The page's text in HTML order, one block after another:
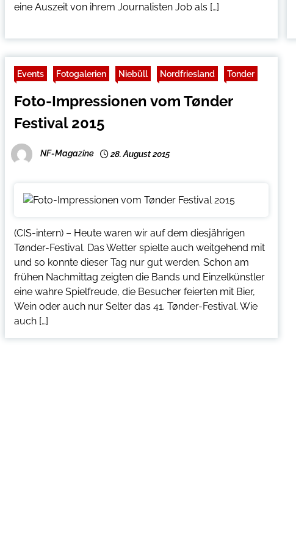
eine Auszeit von ihrem Journalisten Job als […]
Events Fotogalerien Niebüll Nordfriesland Tonder
Foto-Impressionen vom Tønder
Festival 2015
NF-Magazine 28. August 2015
(CIS-intern) – Heute waren wir auf dem diesjährigen
Tønder-Festival. Das Wetter spielte auch weitgehend mit
und so konnte dieser Tag nur gut werden. Schon am
frühen Nachmittag zeigten die Bands und Einzelkünstler
eine wahre Spielfreude, die Besucher feierten mit Bier,
Wein oder auch nur Selter das 41. Tønder-Festival. Wie
auch […]